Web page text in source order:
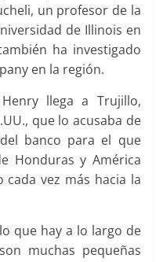
un profesor de la
de Illinois en
ha investigado
en la región.
llega a Trujillo,
que lo acusaba de
banco para el que
Honduras y América
vez más hacia la
que hay a lo largo de
muchas pequeñas